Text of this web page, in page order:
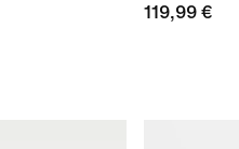
119,99 €